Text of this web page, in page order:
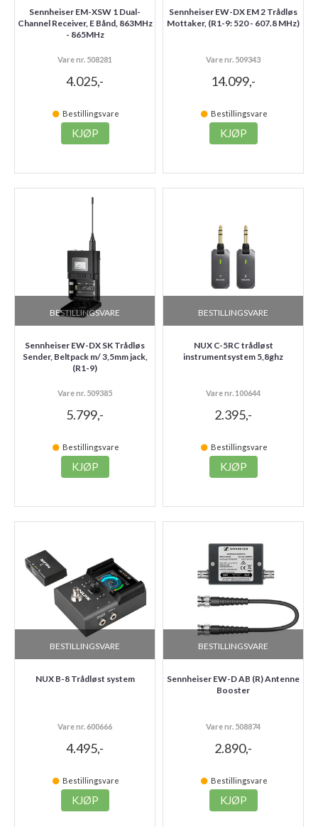
Sennheiser EM-XSW 1 Dual-
Channel Receiver, E Bånd, 863MHz
- 865MHz
Vare nr. 508281
4.025,-
Bestillingsvare
KJØP
Sennheiser EW-DX EM 2 Trådløs
Mottaker, (R1-9: 520 - 607.8 MHz)
Vare nr. 509343
14.099,-
Bestillingsvare
KJØP
BESTILLINGSVARE
Sennheiser EW-DX SK Trådløs
Sender, Beltpack m/ 3,5mm jack,
(R1-9)
Vare nr. 509385
5.799,-
Bestillingsvare
KJØP
BESTILLINGSVARE
NUX C-5RC trådløst
instrumentsystem 5,8ghz
Vare nr. 100644
2.395,-
Bestillingsvare
KJØP
BESTILLINGSVARE
NUX B-8 Trådløst system
Vare nr. 600666
4.495,-
Bestillingsvare
KJØP
BESTILLINGSVARE
Sennheiser EW-D AB (R) Antenne
Booster
Vare nr. 508874
2.890,-
Bestillingsvare
KJØP